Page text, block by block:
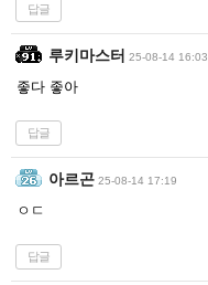
답글
루키마스터 25-08-14 16:03
좋다 좋아
답글
아르곤 25-08-14 17:19
ㅇㄷ
답글